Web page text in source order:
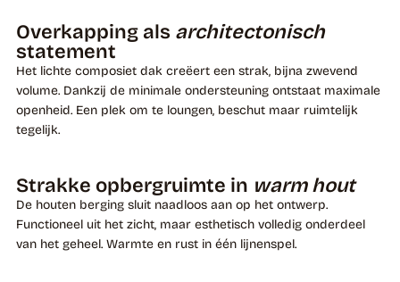
Overkapping als architectonisch
statement
Het lichte composiet dak creëert een strak, bijna zwevend
volume. Dankzij de minimale ondersteuning ontstaat maximale
openheid. Een plek om te loungen, beschut maar ruimtelijk
tegelijk.
Strakke opbergruimte in warm hout
De houten berging sluit naadloos aan op het ontwerp.
Functioneel uit het zicht, maar esthetisch volledig onderdeel
van het geheel. Warmte en rust in één lijnenspel.